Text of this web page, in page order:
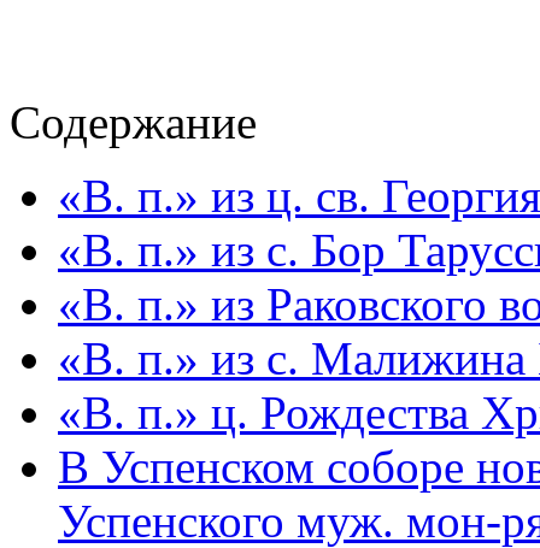
Содержание
«В. п.» из ц. св.
«В. п.» из с. Бор
«В. п.» из Раковского
«В. п.» из с. Малижина
«В. п.» ц. Рождества
В Успенском соборе
Успенского муж. мон-